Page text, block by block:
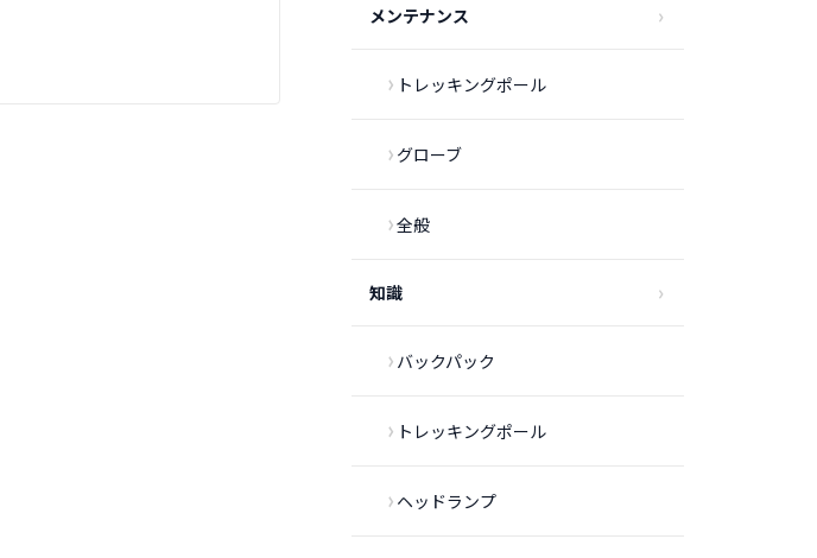
メンテナンス
トレッキングポール
グローブ
全般
知識
バックパック
トレッキングポール
ヘッドランプ